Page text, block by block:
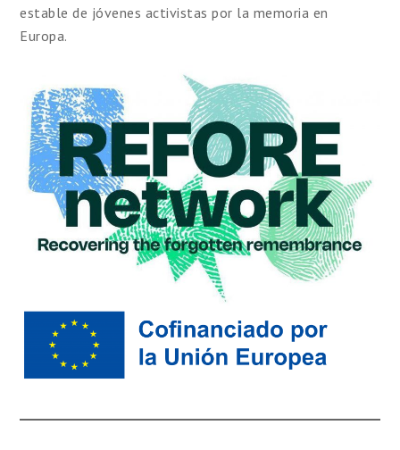
estable de jóvenes activistas por la memoria en
Europa.